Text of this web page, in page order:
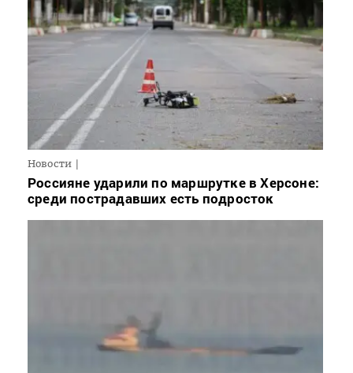
Новости
Россияне ударили по маршрутке в Херсоне:
среди пострадавших есть подросток